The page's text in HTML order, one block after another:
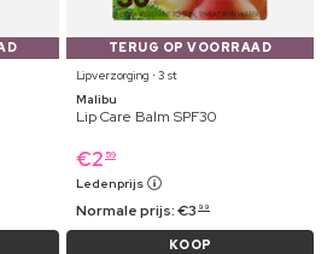
TERUG OP VOORRAAD
Lipverzorging ⋅ 3 st
Malibu
Lip Care Balm SPF30
€2 59
Ledenprijs
Normale prijs:€3 99
KOOP